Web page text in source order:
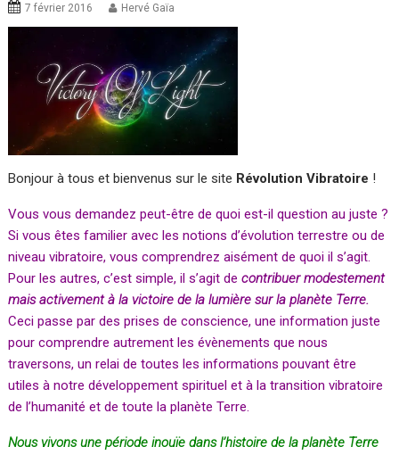
7 février 2016 Hervé Gaïa
Bonjour à tous et bienvenus sur le site Révolution Vibratoire !
Vous vous demandez peut-être de quoi est-il question au juste ?
Si vous êtes familier avec les notions d’évolution terrestre ou de
niveau vibratoire, vous comprendrez aisément de quoi il s’agit.
Pour les autres, c’est simple, il s’agit decontribuer modestement
mais activement à la victoire de la lumière sur la planète Terre.
Ceci passe par des prises de conscience, une information juste
pour comprendre autrement les évènements que nous
traversons, un relai de toutes les informations pouvant être
utiles à notre développement spirituel et à la transition vibratoire
de l’humanité et de toute la planète Terre.
Nous vivons une période inouïe dans l’histoire de la planète Terre